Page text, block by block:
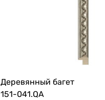
Деревянный багет
151-041.QA